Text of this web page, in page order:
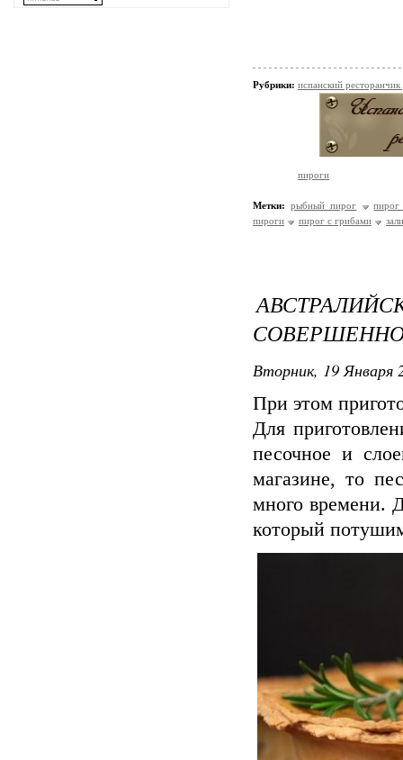
Рубрики: испанский
пироги
Метки: рыбный пирог
пироги
пирог с грибами
Вторник, 19 Января
При этом
Для
песочное и
магазине, то
много времени.
который